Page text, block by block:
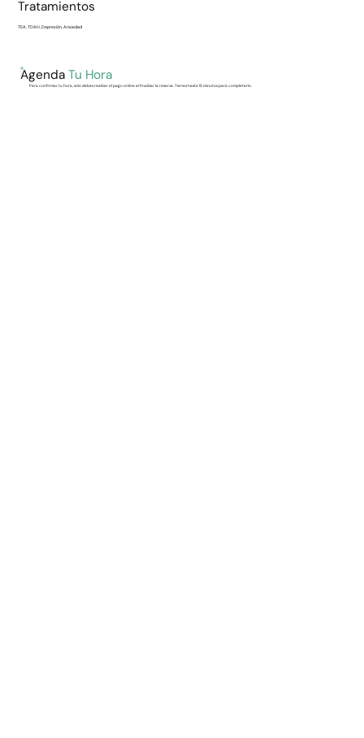
Tratamientos
TEA, TDAH, Depresión, Ansiedad
Agenda Tu Hora
Para confirmar tu hora, solo debes realizar el pago online al finalizar la reserva. Tienes hasta 15 minutos para completarlo.